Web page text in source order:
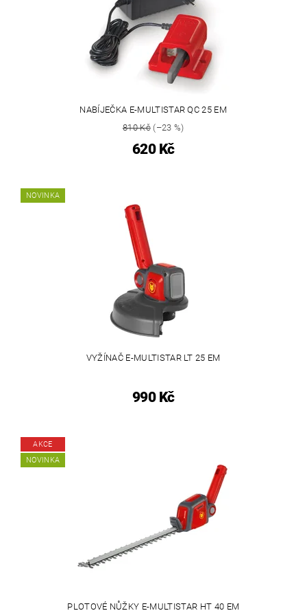
NABÍJEČKA E-MULTISTAR QC 25 EM
810 Kč(–23 %)
620 Kč
NOVINKA
VYŽÍNAČ E-MULTISTAR LT 25 EM
990 Kč
AKCE
NOVINKA
PLOTOVÉ NŮŽKY E-MULTISTAR HT 40 EM